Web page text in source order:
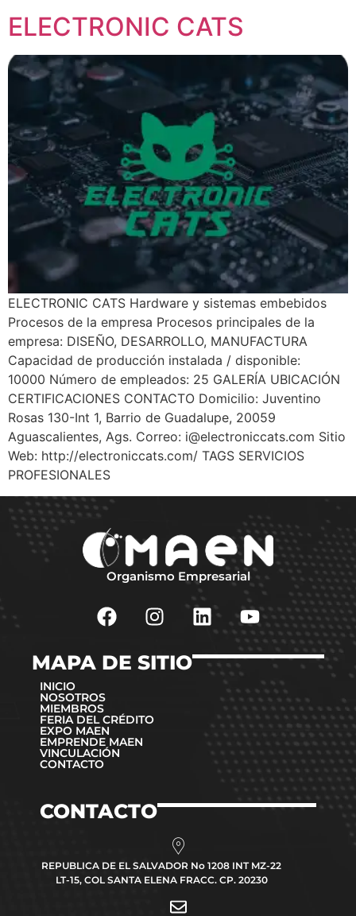
ELECTRONIC CATS
ELECTRONIC CATS Hardware y sistemas embebidos
Procesos de la empresa Procesos principales de la
empresa: DISEÑO, DESARROLLO, MANUFACTURA
Capacidad de producción instalada / disponible:
10000 Número de empleados: 25 GALERÍA UBICACIÓN
CERTIFICACIONES CONTACTO Domicilio: Juventino
Rosas 130-Int 1, Barrio de Guadalupe, 20059
Aguascalientes, Ags. Correo: i@electroniccats.com Sitio
Web: http://electroniccats.com/ TAGS SERVICIOS
PROFESIONALES
Organismo Empresarial
MAPA DE SITIO
INICIO
NOSOTROS
MIEMBROS
FERIA DEL CRÉDITO
EXPO MAEN
EMPRENDE MAEN
VINCULACIÓN
CONTACTO
CONTACTO
REPUBLICA DE EL SALVADOR No 1208 INT MZ-22
LT-15, COL SANTA ELENA FRACC. CP. 20230